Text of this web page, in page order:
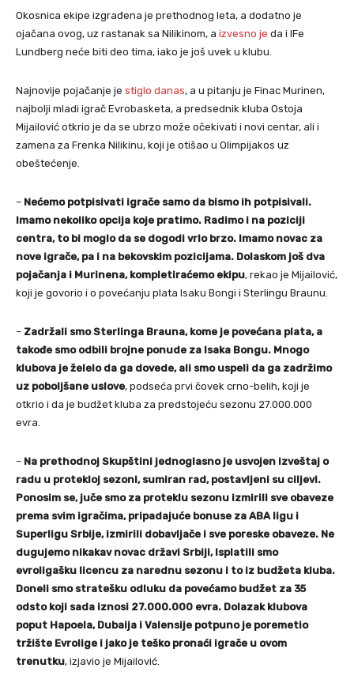
Okosnica ekipe izgrađena je prethodnog leta, a dodatno je
ojačana ovog, uz rastanak sa Nilikinom, a izvesno je da i IFe
Lundberg neće biti deo tima, iako je još uvek u klubu.
Najnovije pojačanje je stiglo danas, a u pitanju je Finac Murinen,
najbolji mladi igrač Evrobasketa, a predsednik kluba Ostoja
Mijailović otkrio je da se ubrzo može očekivati i novi centar, ali i
zamena za Frenka Nilikinu, koji je otišao u Olimpijakos uz
obeštećenje.
– Nećemo potpisivati igrače samo da bismo ih potpisivali.
Imamo nekoliko opcija koje pratimo. Radimo i na poziciji
centra, to bi moglo da se dogodi vrlo brzo. Imamo novac za
nove igrače, pa i na bekovskim pozicijama. Dolaskom još dva
pojačanja i Murinena, kompletiraćemo ekipu, rekao je Mijailović,
koji je govorio i o povećanju plata Isaku Bongi i Sterlingu Braunu.
– Zadržali smo Sterlinga Brauna, kome je povećana plata, a
takođe smo odbili brojne ponude za Isaka Bongu. Mnogo
klubova je želelo da ga dovede, ali smo uspeli da ga zadržimo
uz poboljšane uslove, podseća prvi čovek crno-belih, koji je
otkrio i da je budžet kluba za predstojeću sezonu 27.000.000
evra.
– Na prethodnoj Skupštini jednoglasno je usvojen izveštaj o
radu u protekloj sezoni, sumiran rad, postavljeni su ciljevi.
Ponosim se, juče smo za proteklu sezonu izmirili sve obaveze
prema svim igračima, pripadajuće bonuse za ABA ligu i
Superligu Srbije, izmirili dobavljače i sve poreske obaveze. Ne
dugujemo nikakav novac državi Srbiji, Isplatili smo
evroligašku licencu za narednu sezonu i to iz budžeta kluba.
Doneli smo stratešku odluku da povećamo budžet za 35
odsto koji sada iznosi 27.000.000 evra. Dolazak klubova
poput Hapoela, Dubaija i Valensije potpuno je poremetio
tržište Evrolige i jako je teško pronaći igrače u ovom
trenutku, izjavio je Mijailović.